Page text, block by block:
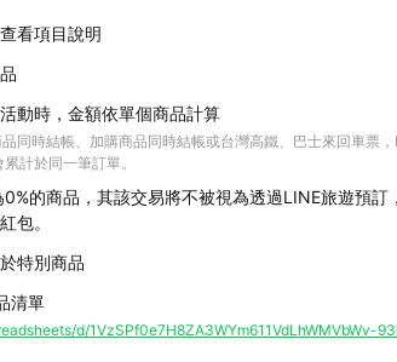
看項目說明
動時，金額依單個商品計算
同時結帳、加購商品同時結帳或台灣高鐵、巴士來回車票
計於同一筆訂單。
的商品，其該交易將不被視為透過LINE旅遊預訂
包。
特別商品
清單
d/1VzSPf0e7H8ZA3WYm611VdLhWMVbWv-